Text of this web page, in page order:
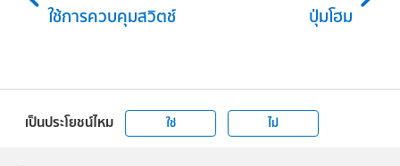
ใช้การควบคุมสวิตช์
ปุ่มโฮม
เป็นประโยชน์ไหม ใช่ ไม่